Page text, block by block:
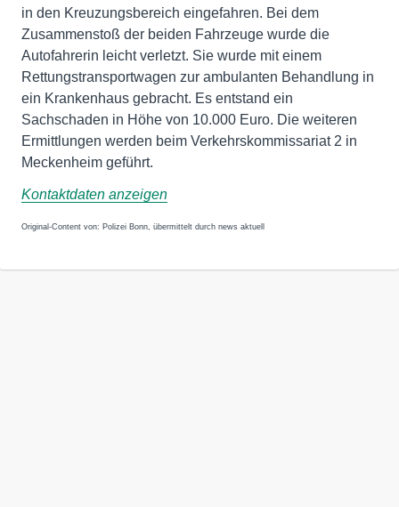
in den Kreuzungsbereich eingefahren. Bei dem
Zusammenstoß der beiden Fahrzeuge wurde die
Autofahrerin leicht verletzt. Sie wurde mit einem
Rettungstransportwagen zur ambulanten Behandlung in
ein Krankenhaus gebracht. Es entstand ein
Sachschaden in Höhe von 10.000 Euro. Die weiteren
Ermittlungen werden beim Verkehrskommissariat 2 in
Meckenheim geführt.
Kontaktdaten anzeigen
Original-Content von: Polizei Bonn, übermittelt durch news aktuell